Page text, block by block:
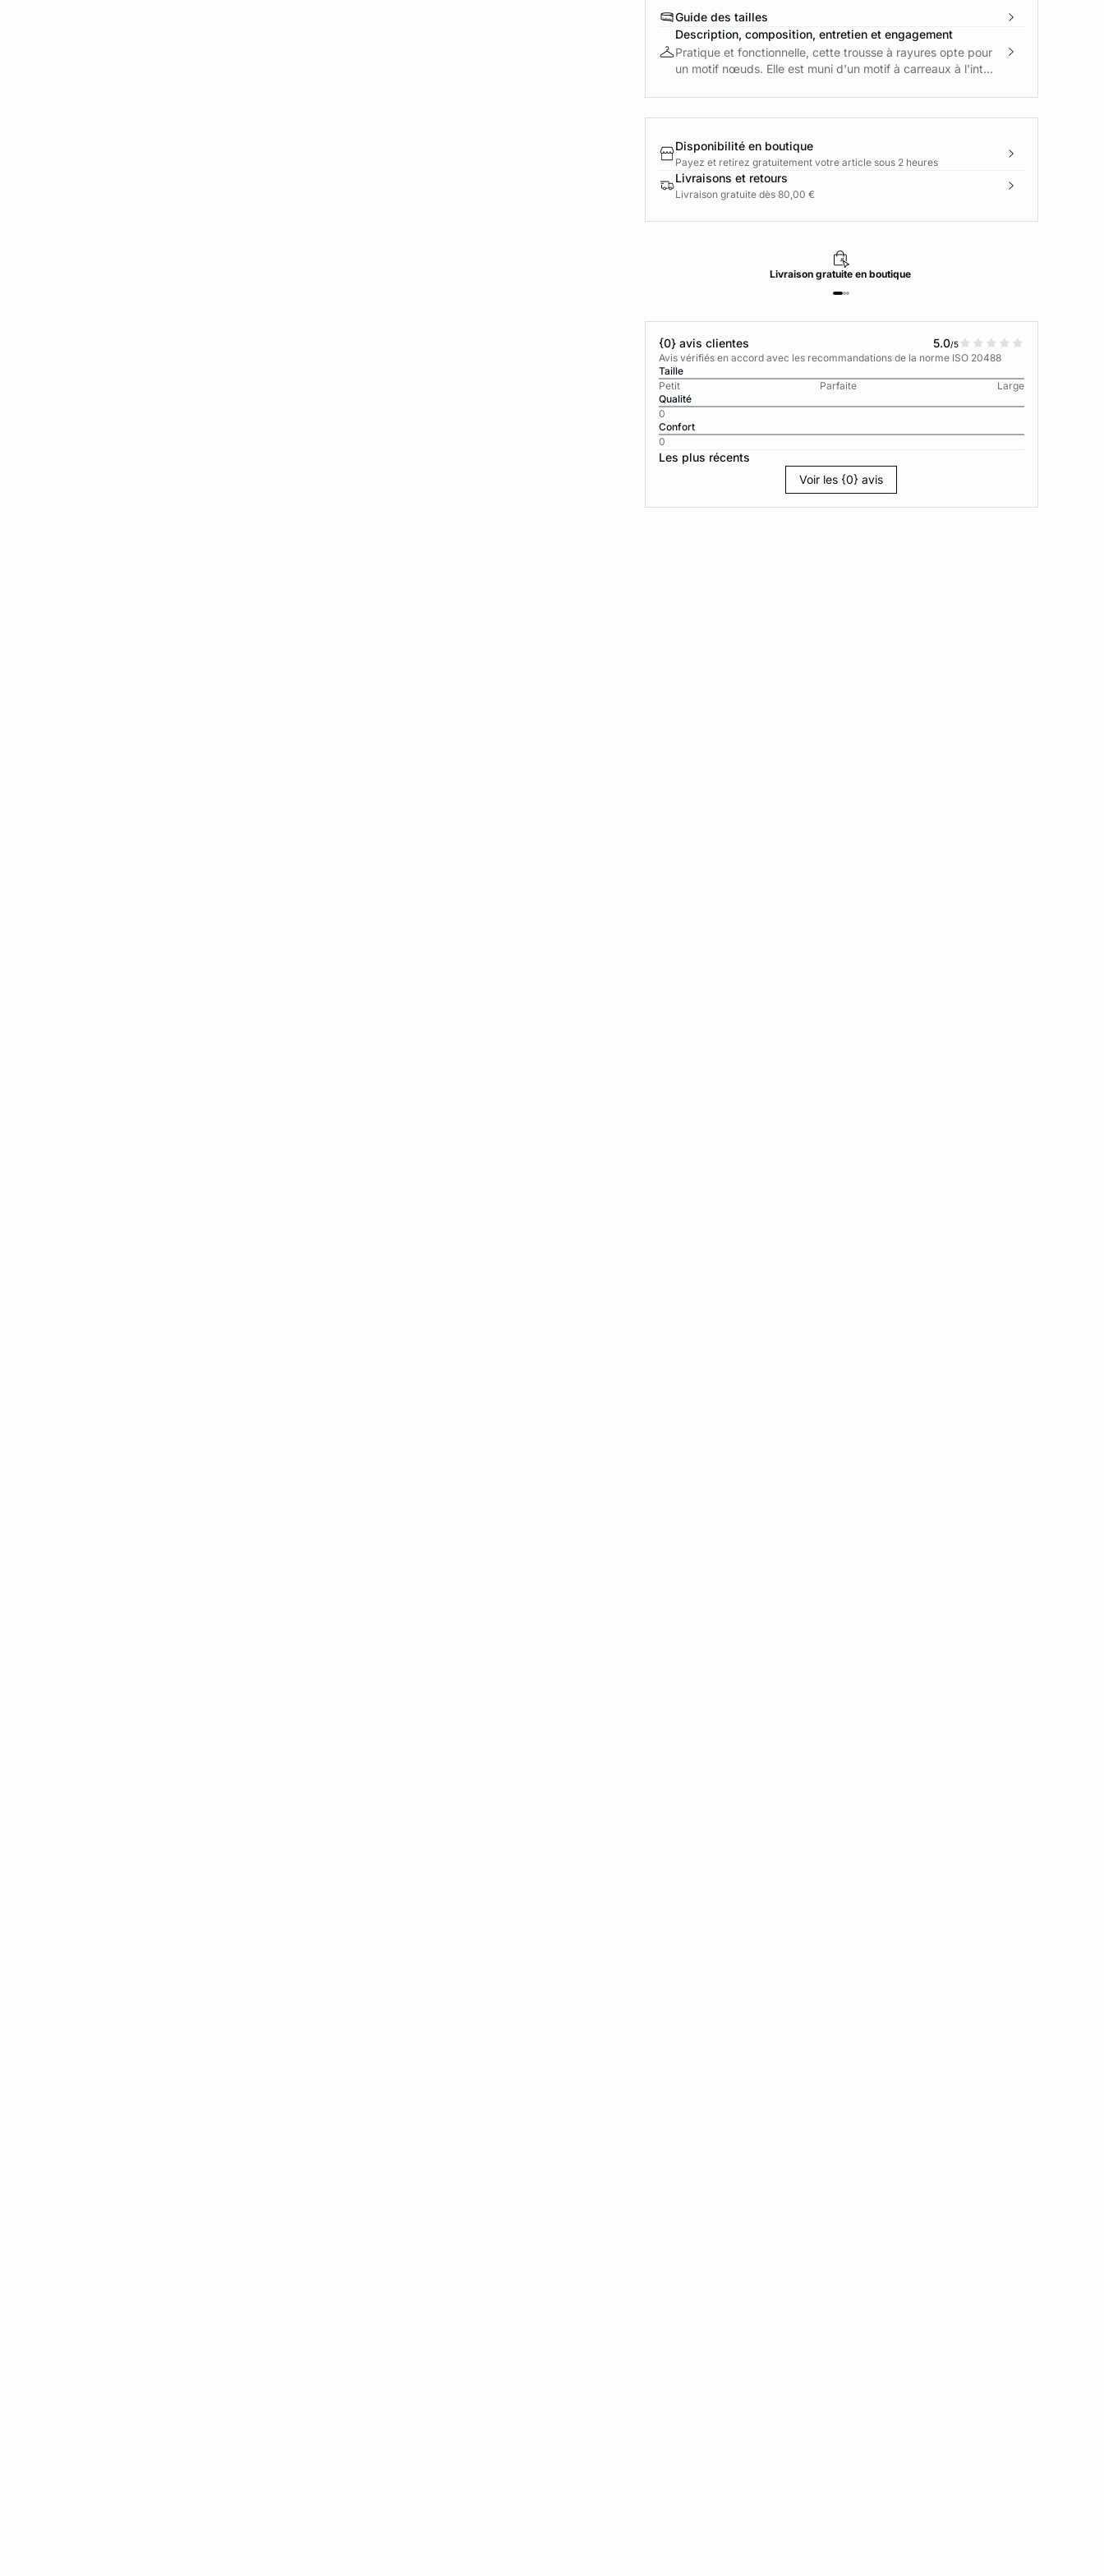
Guide des tailles
Description, composition, entretien et engagement
Pratique et fonctionnelle, cette trousse à rayures opte pour
un motif nœuds. Elle est muni d'un motif à carreaux à l'int...
Disponibilité en boutique
Payez et retirez gratuitement votre article sous 2 heures
Livraisons et retours
Livraison gratuite dès 80,00 €
Livraison gratuite en boutique
{0} avis clientes 5.0/5
Avis vérifiés en accord avec les recommandations de la norme ISO 20488
Taille
Petit
Parfaite
Large
Qualité
0
Confort
0
Les plus récents
Voir les {0} avis